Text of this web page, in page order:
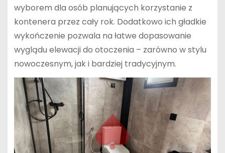
wyborem dla osób planujących korzystanie z
kontenera przez cały rok. Dodatkowo ich gładkie
wykończenie pozwala na łatwe dopasowanie
wyglądu elewacji do otoczenia – zarówno w stylu
nowoczesnym, jak i bardziej tradycyjnym.